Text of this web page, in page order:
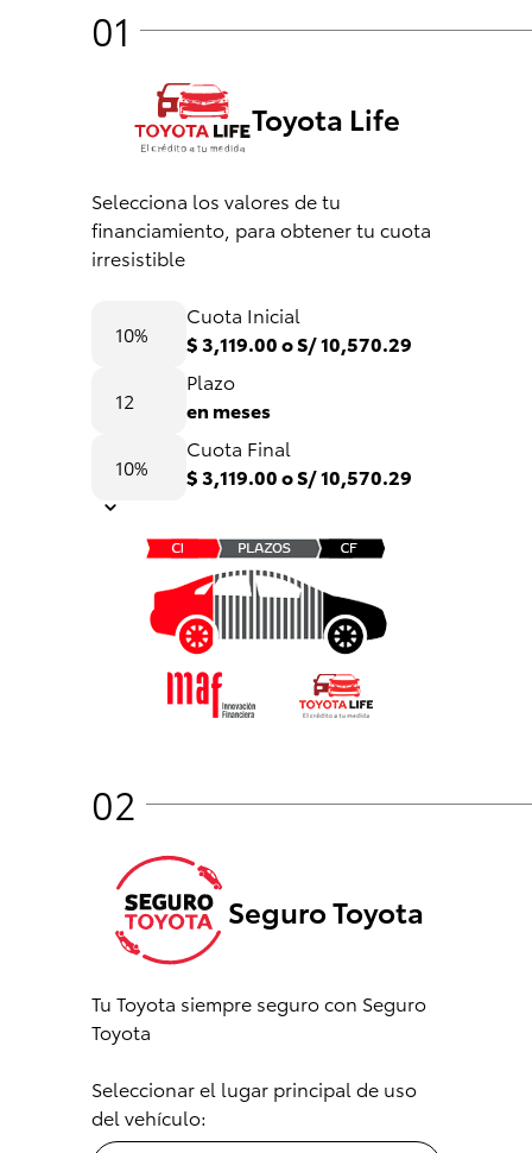
01
Toyota Life
Selecciona los valores de tu
financiamiento, para obtener tu cuota
irresistible
Cuota Inicial
$ 3,119.00 o S/ 10,570.29
Plazo
en meses
Cuota Final
$ 3,119.00 o S/ 10,570.29
02
Seguro Toyota
Tu Toyota siempre seguro con Seguro
Toyota
Seleccionar el lugar principal de uso
del vehículo: